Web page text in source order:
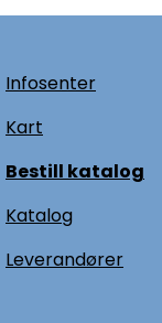
Infosenter
Kart
Bestill katalog
Katalog
Leverandører